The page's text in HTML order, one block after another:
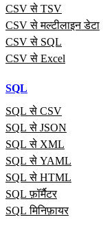
CSV से TSV
CSV से मल्टीलाइन डेटा
CSV से SQL
CSV से Excel
SQL
SQL से CSV
SQL से JSON
SQL से XML
SQL से YAML
SQL से HTML
SQL फ़ॉर्मैटर
SQL मिनिफ़ायर